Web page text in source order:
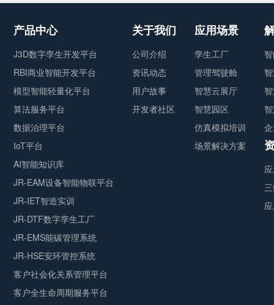
产品中心
J3D数字孪生开发平台
RBI商业智能开发平台
模型智能轻量化平台
算法服务平台
数据治理平台
IoT平台
AI智能知识库
JR-EAM设备智能物联平台
JR-IET智造实训
JR-DTF数字孪生工厂
JR-EMS能碳管理系统
JR-HSE安环管控系统
客户社会化关系管理平台
客户全生命周期服务平台
关于我们
公司介绍
资讯动态
用户故事
开发者社区
应用场景
孪生工厂
管理驾驶舱
智慧云展厅
智慧园区
仿真模拟培训
场景解决方案